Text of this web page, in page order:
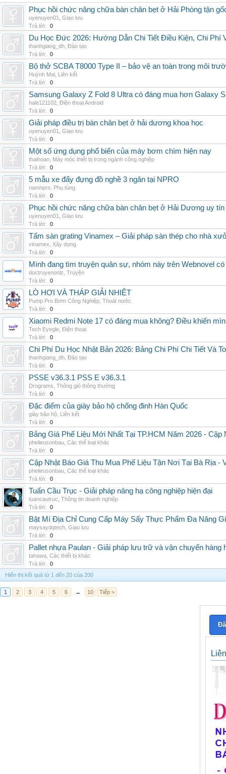
Phục hồi chức năng chữa bàn chân bẹt ở Hải Phòng tận
uyenuyen01
Giao lưu
Trả lời:
0
Du Học Đức 2026: Hướng Dẫn Chi Tiết Điều Kiện, Chi Phí
thanhgiang_dh Đào tạo
Trả lời:
0
Bộ thở SCBA T8000 Type II – bảo vệ an toàn trong môi
Huỳnh Mai Liên kết
Trả lời:
0
Samsung Galaxy Z Fold 8 Ultra có đáng mua hơn Galaxy
hale121102 Điện thoại Android
Trả lời:
0
Giải pháp điều trị bàn chân bẹt ở hải dương khoa học
uyenuyen01
Giao lưu
Trả lời:
0
Một số ứng dụng phổ biến của máy bơm chìm hiện nay
thaihoan Máy móc thiết bị trong ngành công nghiệp
Trả lời:
0
5 mẫu xe đẩy đựng đồ nghề 3 ngăn tại NPRO
namnpro Phụ tùng
Trả lời:
0
Phục hồi chức năng chữa bàn chân bẹt ở Hải Dương uy tín
uyenuyen01
Giao lưu
Trả lời:
0
Tấm sàn grating Vinamex – Giải pháp sàn thép cho nhà
vinamex
Xây dựng
Trả lời:
0
Mình đang tìm truyện quân sự, nhóm này trên Webnovel
doctruyenonlz Truyện
Trả lời:
0
LÒ HƠI VÀ THÁP GIẢI NHIỆT
Pump Pro Bơm Công Nghiệp Thoát nước
Trả lời:
0
Xiaomi Redmi Note 17 có đáng mua không? Điều khiến
Tech Eyegle Điện thoại
Trả lời:
0
Chi Phí Du Học Nhật Bản 2026: Bảng Chi Phí Chi Tiết Và
thanhgiang_dh Đào tạo
Trả lời:
0
PSSE v36.3.1 PSS E v36.3.1
Drograms Thông gió thông thường
Trả lời:
0
Đặc điểm của giày bảo hộ chống đinh Hàn Quốc
giày bảo hộ Liên kết
Trả lời:
0
Bảng Giá Phế Liệu Mới Nhất Tại TP.HCM Năm 2026 - Cập
phelieusonbau Các thể loại khác
Trả lời:
0
Cập Nhật Báo Giá Thu Mua Phế Liệu Tận Nơi Tại Bà Rịa -
phelieusonbau Các thể loại khác
Trả lời:
0
Tuấn Cầu Trục - Giải pháp nâng hạ công nghiệp hiện đại
tuancautruc Thông tin doanh nghiệp
Trả lời:
0
Bật Mí Địa Chỉ Cung Cấp Máy Sấy Thực Phẩm Đa Năng
maysaydqtech Giao lưu
Trả lời:
0
Pallet nhựa Paulan - Giải pháp lưu trữ và vận chuyển hàng
tahawa Các thiết bị khác
Trả lời:
0
Hiển thị kết quả từ 1 đến 20 của 200
1 2 3 4 5 6 → 10 Tiếp >